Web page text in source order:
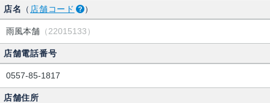
店名 （ 店舗コード ）
雨風本舗 （22015133）
店舗電話番号
0557-85-1817
店舗住所